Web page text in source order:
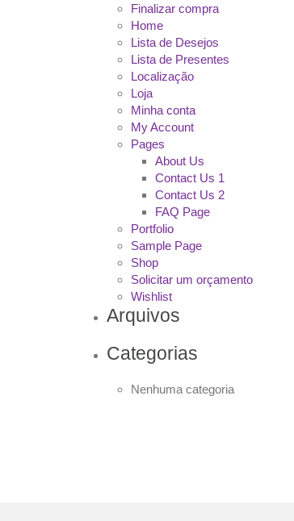
Finalizar compra
Home
Lista de Desejos
Lista de Presentes
Localização
Loja
Minha conta
My Account
Pages
About Us
Contact Us 1
Contact Us 2
FAQ Page
Portfolio
Sample Page
Shop
Solicitar um orçamento
Wishlist
Arquivos
Categorias
Nenhuma categoria